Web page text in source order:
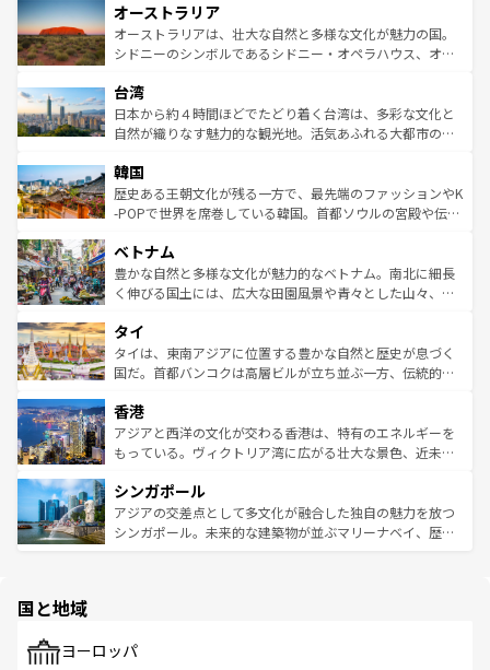
部のニューオーリンズでは、音楽と美食が融合した独特の
文化が魅力。旅行者はアメリカの各地域で異なる魅力を楽
しみながら、その多様性と豊かな歴史を感じることができ
ならではの贅沢な旅のスタイルだ。 なお、新着のアメリカ
情報はコンテンツ一覧を参照してほしい。
ワイ島は見逃せない。また、定番の観光地といえばオアフ
島だが、静かな自然を求めるならマウイ島やカウアイ島が
おすすめ。エメラルドグリーンに輝く海をはじめ、豊かな
れるおもてなしの心で訪れる人々を迎えてくれるハワイの
人々、おいしいローカルフードやハワイアンミュージッ
ク、伝統的なフラダンスなど、すべてがハワイの魅力を彩
ワイを、存分に味わってほしい。 なお、新着のハワイ情報
はコンテンツ一覧を参照してほしい。
オーストラリア
オーストラリアは、壮大な自然と多様な文化が魅力の国。
シドニーのシンボルであるシドニー・オペラハウス、オー
リアリーフや大陸中央部にそびえるウルル（エアーズロッ
ク）、タスマニアの美しい原生林やケアンズの熱帯雨林な
ど、見どころがたくさん。また、カフェやワイン、オージ
いる。アクティビティも充実しており、サーフィンやダイ
ビング、ハイキングなど、アウトドア好きにはたまらな
い。オーストラリアの多彩な魅力を存分に味わいつくそ
参照してほしい。
台湾
日本から約４時間ほどでたどり着く台湾は、多彩な文化と
自然が織りなす魅力的な観光地。活気あふれる大都市の台
ン）、静ひつな山岳地帯である台湾東部など、都市の喧騒
と山間の静けさが共存しており、訪れる人に新しい発見と
驚きをもたらしてくれる。また、奥深い台湾の食文化も魅
容にもいいと評判のスイーツなど、バラエティ豊かな料理
が味わえる。 なお、新着の台湾情報は コンテンツ一覧を参
照してほしい。
韓国
歴史ある王朝文化が残る一方で、最先端のファッションやK
-POPで世界を席巻している韓国。首都ソウルの宮殿や伝統
き、地方に足を延ばせば四季折々の自然美を楽しむことが
できる。そして、キムチや焼肉、絶品のストリートフード
まで、さまざまな韓国料理が待っている。夜には、韓国な
リティに包まれながら、韓国の多彩な魅力を心ゆくまで味
わってみてほしい。 なお、新着の韓国情報はコンテンツ一
覧を参照してほしい。
ベトナム
豊かな自然と多様な文化が魅力的なベトナム。南北に細長
く伸びる国土には、広大な田園風景や青々とした山々、世
急速な発展と共に伝統が息づく。ハノイの古い町並みやホ
ーチミン市のフランス統治時代の建物も、独特の雰囲気を
醸し出している。また、バラエティの豊かさとおいしさで
とつ。フォーやバインミー、ベトナムコーヒーなどは、ぜ
ひ現地で味わいたい。どの地域を訪れてもあたたかい人々
が旅行者を迎えてくれるので、きっと忘れられない旅にな
参照してほしい。
タイ
タイは、東南アジアに位置する豊かな自然と歴史が息づく
国だ。首都バンコクは高層ビルが立ち並ぶ一方、伝統的な
の活気が交差している。北部ではチェンマイなどの山岳地
帯で自然と触れ合い、南部ではプーケットやクラビの美し
いビーチでリゾート気分を楽しむことができる。タイ料理
激する。気候は一年中温暖で、どの季節にも異なる楽しみ
が待っている。親しみやすいタイの人々、仏教を中心とし
た文化、そして多様な観光資源が、訪れる旅人を魅了し続
香港
アジアと西洋の文化が交わる香港は、特有のエネルギーを
もっている。ヴィクトリア湾に広がる壮大な景色、近未来
み、どこを訪れても感動するはず。観光スポットが密集し
ており、効率よく見どころを回れるのも魅力。息をのむよ
うな絶景から文化的な体験まで、香港を存分に楽しみ尽く
シンガポール
アジアの交差点として多文化が融合した独自の魅力を放つ
シンガポール。未来的な建築物が並ぶマリーナベイ、歴史
で、ホーカーズは地元の風情を楽しめる外せないスポット
国と地域
ヨーロッパ